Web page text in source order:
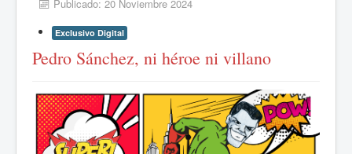
Publicado: 20 Noviembre 2024
Exclusivo Digital
Pedro Sánchez, ni héroe ni villano